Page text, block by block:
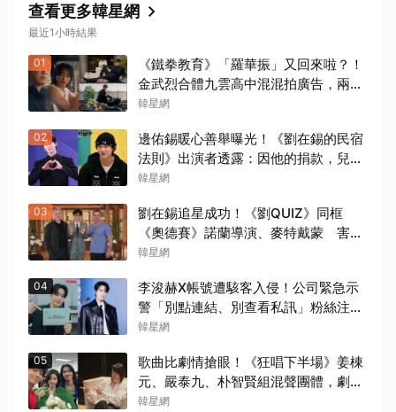
查看更多韓星網
最近1小時結果
01
《鐵拳教育》「羅華振」又回來啦？！
金武烈合體九雲高中混混拍廣告，兩人
嚇壞反應笑翻劇迷：根本番外篇！
韓星網
02
邊佑錫暖心善舉曝光！《劉在錫的民宿
法則》出演者透露：因他的捐款，兒童
患者順利完成治療
韓星網
03
劉在錫追星成功！《劉QUIZ》同框
《奧德賽》諾蘭導演、麥特戴蒙 害羞
比YA幸福笑容藏不住
韓星網
04
李浚赫X帳號遭駭客入侵！公司緊急示
警「別點連結、別查看私訊」粉絲注意
了
韓星網
05
歌曲比劇情搶眼！《狂唱下半場》姜棟
元、嚴泰九、朴智賢組混聲團體，劇中
曲《Love Is》超洗腦
韓星網